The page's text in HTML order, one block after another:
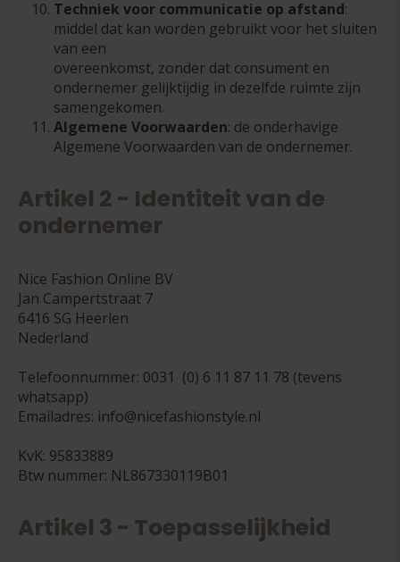
Techniek voor communicatie op afstand:
middel dat kan worden gebruikt voor het sluiten
van een
overeenkomst, zonder dat consument en
ondernemer gelijktijdig in dezelfde ruimte zijn
samengekomen.
Algemene Voorwaarden: de onderhavige
Algemene Voorwaarden van de ondernemer.
Artikel 2 - Identiteit van de
ondernemer
Nice Fashion Online BV
Jan Campertstraat 7
6416 SG Heerlen
Nederland
Telefoonnummer: 0031 (0) 6 11 87 11 78 (tevens
whatsapp)
Emailadres: info@nicefashionstyle.nl
KvK: 95833889
Btw nummer: NL867330119B01
Artikel 3 - Toepasselijkheid